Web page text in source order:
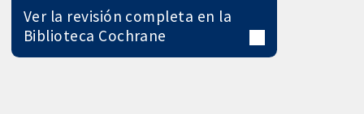
Ver la revisión completa en la
Biblioteca Cochrane